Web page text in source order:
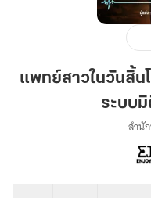
แพทย์
ใน
สิ้น
มา
แพทย์สาวในวันสิ้น
ระบบ
สำนั